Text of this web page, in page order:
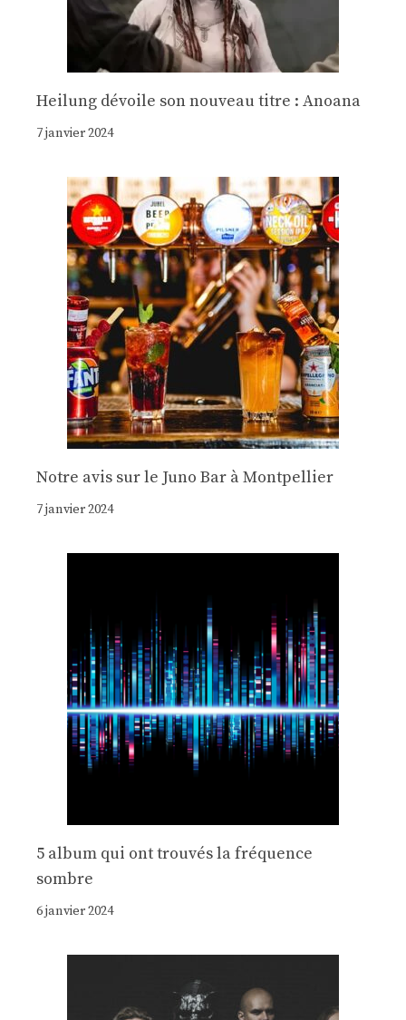
Heilung dévoile son nouveau titre : Anoana
7 janvier 2024
Notre avis sur le Juno Bar à Montpellier
7 janvier 2024
5 album qui ont trouvés la fréquence
sombre
6 janvier 2024